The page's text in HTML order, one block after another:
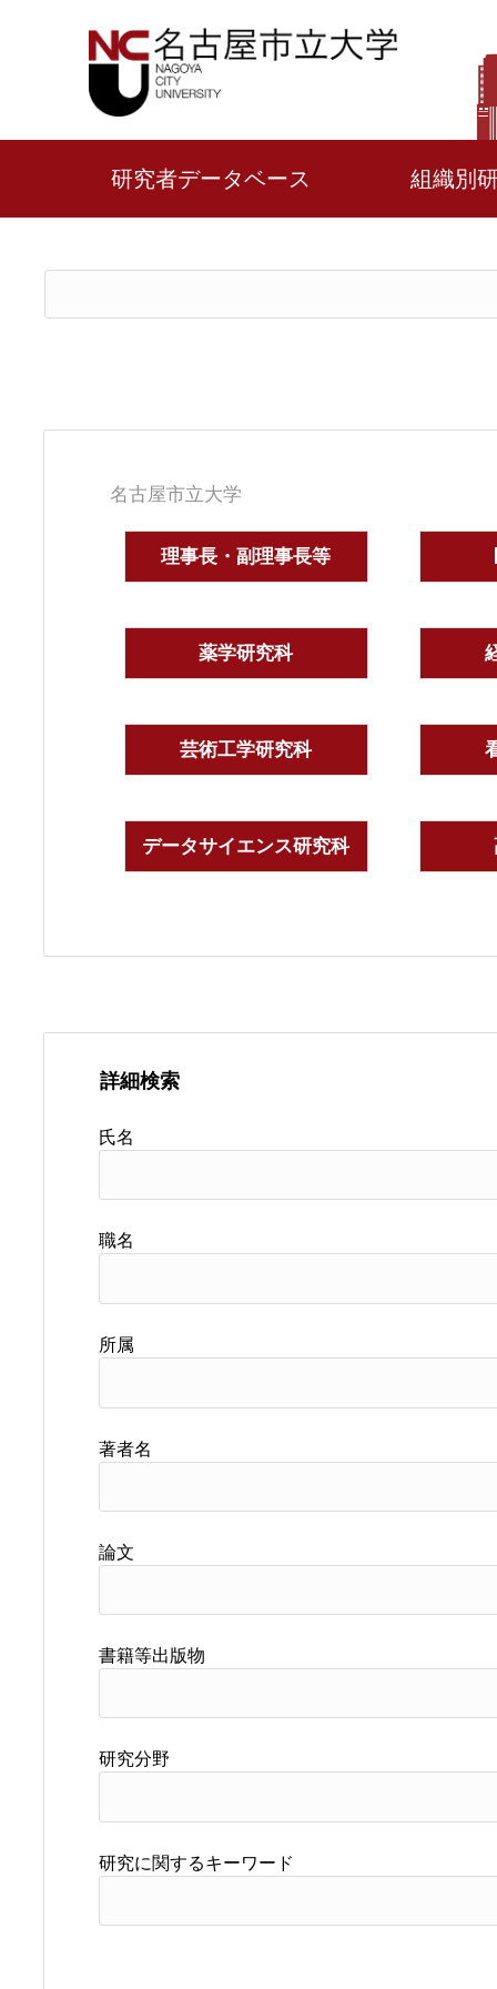
研究者データベース 組織別
名古屋市立大学
理事長・副理事長等
薬学研究科
芸術工学研究科
データサイエンス研究科
詳細検索
氏名
職名
所属
著者名
論文
書籍等出版物
研究分野
研究に関するキーワード